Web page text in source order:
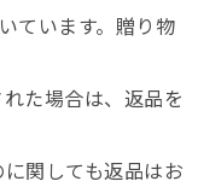
ています。贈り物
た場合は、返品を
関しても返品はお